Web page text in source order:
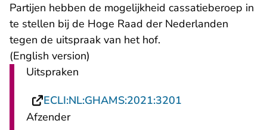
Partijen hebben de mogelijkheid cassatieberoep in
te stellen bij de Hoge Raad der Nederlanden
tegen de uitspraak van het hof.
(English version)
Uitspraken
ECLI:NL:GHAMS:2021:3201
Afzender